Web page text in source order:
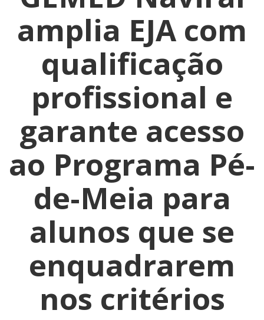
amplia EJA com
qualificação
profissional e
garante acesso
ao Programa Pé-
de-Meia para
alunos que se
enquadrarem
nos critérios